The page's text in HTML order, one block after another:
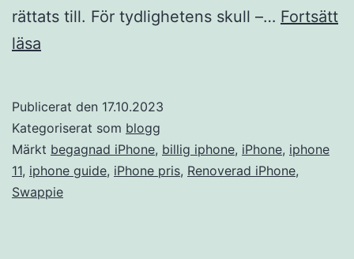
rättats till. För tydlighetens skull –… Fortsätt
läsa
i
Sverige
–
tro
Publicerat den 17.10.2023
Kategoriserat som blogg
Märkt begagnad iPhone, billig iphone, iPhone, iphone
11, iphone guide, iPhone pris, Renoverad iPhone,
Swappie